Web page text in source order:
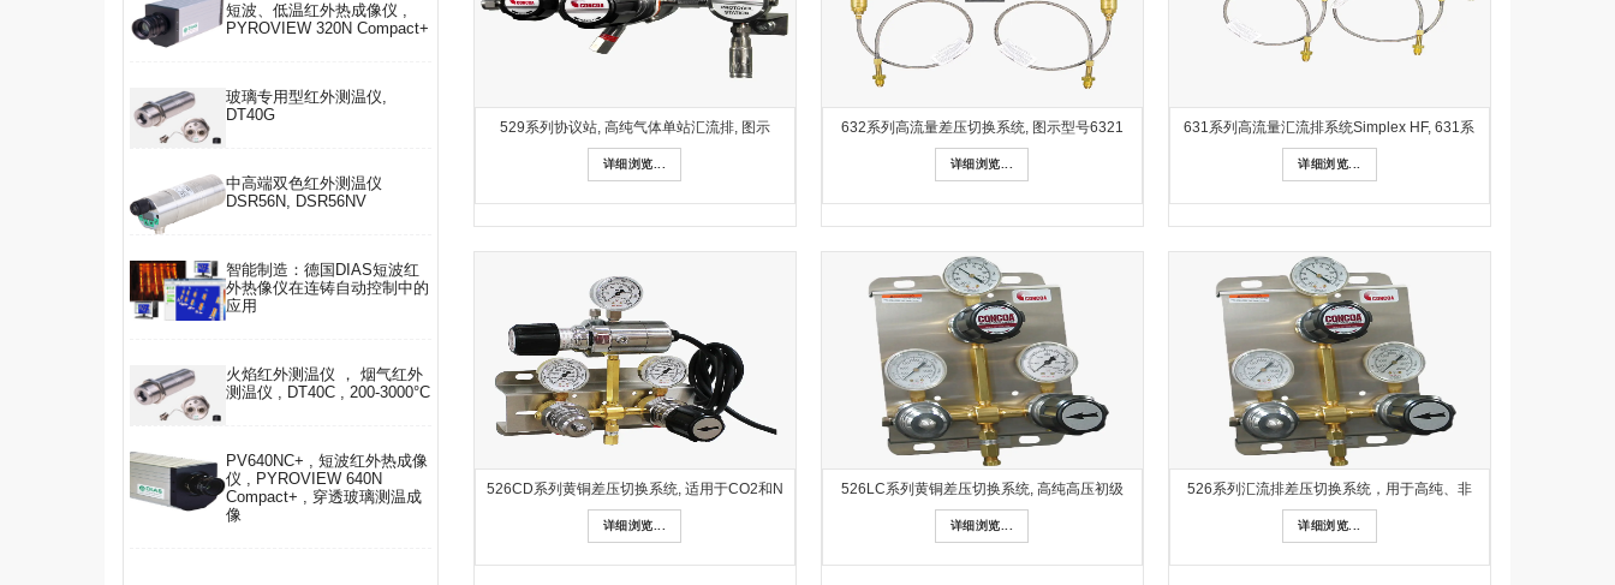
短波、低温红外热成像仪 ,
PYROVIEW 320N Compact+
玻璃专用型红外测温仪,
DT40G
中高端双色红外测温仪
DSR56N, DSR56NV
智能制造：德国DIAS短波红
外热像仪在连铸自动控制中的
应用
火焰红外测温仪 ， 烟气红外
测温仪 , DT40C , 200-3000°C
PV640NC+ , 短波红外热成像
仪 , PYROVIEW 640N
Compact+ , 穿透玻璃测温成
像
529系列协议站, 高纯气体单站汇流排, 图示
详细浏览...
632系列高流量差压切换系统, 图示型号6321
详细浏览...
631系列高流量汇流排系统Simplex HF, 631系
详细浏览...
526CD系列黄铜差压切换系统, 适用于CO2和N
详细浏览...
526LC系列黄铜差压切换系统, 高纯高压初级
详细浏览...
526系列汇流排差压切换系统，用于高纯、非
详细浏览...